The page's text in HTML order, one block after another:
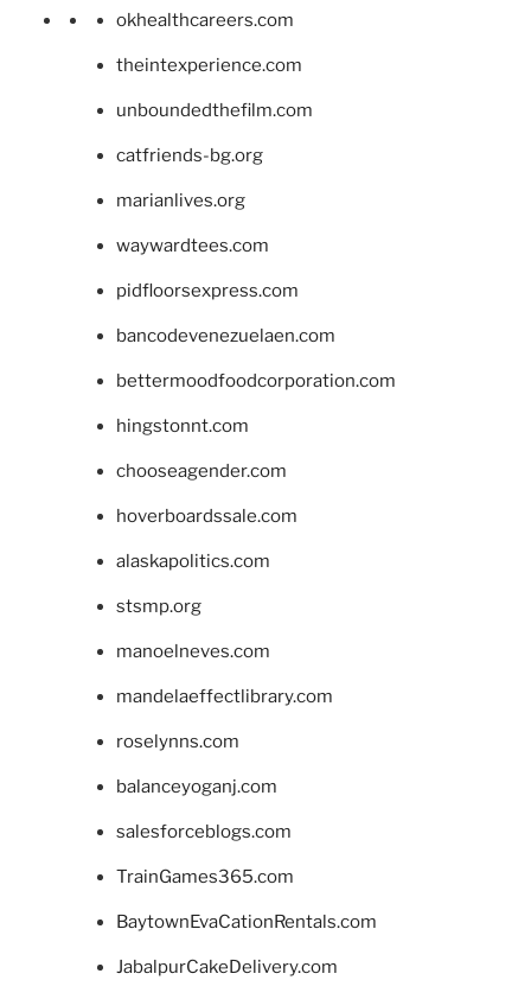
okhealthcareers.com
theintexperience.com
unboundedthefilm.com
catfriends-bg.org
marianlives.org
waywardtees.com
pidfloorsexpress.com
bancodevenezuelaen.com
bettermoodfoodcorporation.com
hingstonnt.com
chooseagender.com
hoverboardssale.com
alaskapolitics.com
stsmp.org
manoelneves.com
mandelaeffectlibrary.com
roselynns.com
balanceyoganj.com
salesforceblogs.com
TrainGames365.com
BaytownEvaCationRentals.com
JabalpurCakeDelivery.com